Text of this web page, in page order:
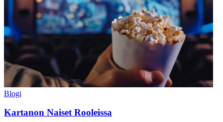
Blogi
Kartanon Naiset Rooleissa